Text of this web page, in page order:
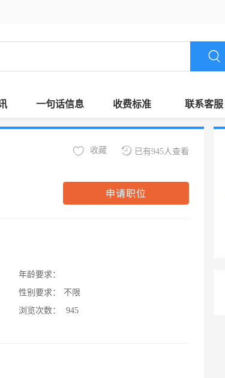
一句话信息 收费标准 联系客服
已有945人查看
收藏
申请职位
年龄要求：
性别要求：
不限
浏览次数：
945